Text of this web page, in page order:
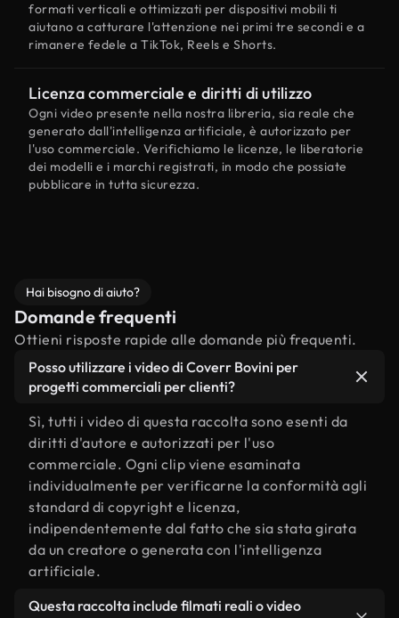
formati verticali e ottimizzati per dispositivi mobili ti
aiutano a catturare l'attenzione nei primi tre secondi e a
rimanere fedele a TikTok, Reels e Shorts.
Licenza commerciale e diritti di utilizzo
Ogni video presente nella nostra libreria, sia reale che
generato dall'intelligenza artificiale, è autorizzato per
l'uso commerciale. Verifichiamo le licenze, le liberatorie
dei modelli e i marchi registrati, in modo che possiate
pubblicare in tutta sicurezza.
Hai bisogno di aiuto?
Domande frequenti
Ottieni risposte rapide alle domande più frequenti.
Posso utilizzare i video di Coverr Bovini per
progetti commerciali per clienti?
Sì, tutti i video di questa raccolta sono esenti da
diritti d'autore e autorizzati per l'uso
commerciale. Ogni clip viene esaminata
individualmente per verificarne la conformità agli
standard di copyright e licenza,
indipendentemente dal fatto che sia stata girata
da un creatore o generata con l'intelligenza
artificiale.
Questa raccolta include filmati reali o video